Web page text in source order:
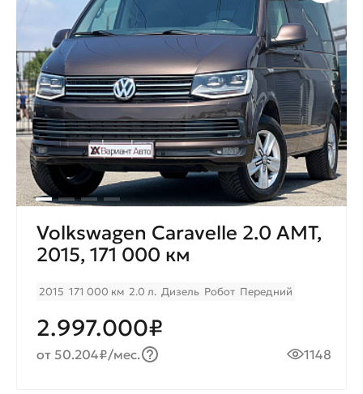
Volkswagen Caravelle 2.0 AMT,
2015, 171 000 км
2015 171 000 км 2.0 л. Дизель Робот Передний
2.997.000₽
от 50.204₽/мес. 1148